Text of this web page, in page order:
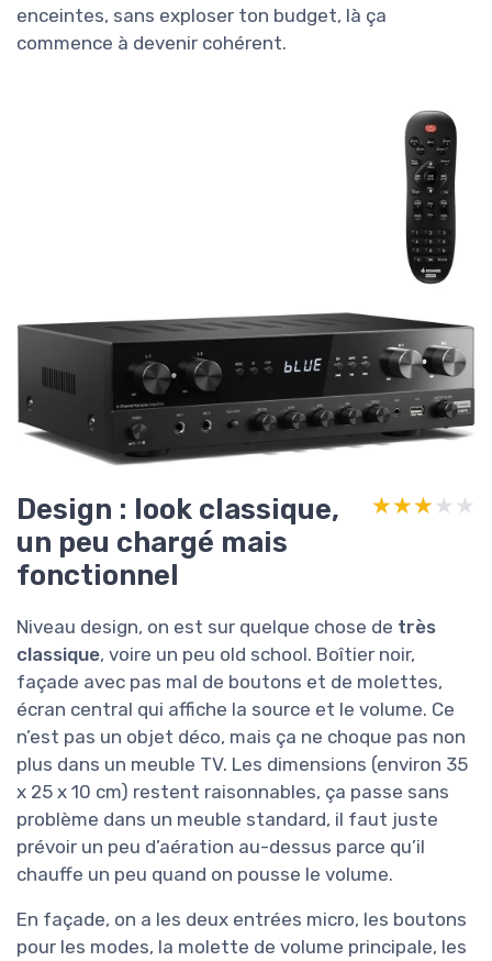
enceintes, sans exploser ton budget, là ça
commence à devenir cohérent.
Design : look classique,
un peu chargé mais
fonctionnel
★★★★★
★★★★★
Niveau design, on est sur quelque chose de très
classique, voire un peu old school. Boîtier noir,
façade avec pas mal de boutons et de molettes,
écran central qui affiche la source et le volume. Ce
n’est pas un objet déco, mais ça ne choque pas non
plus dans un meuble TV. Les dimensions (environ 35
x 25 x 10 cm) restent raisonnables, ça passe sans
problème dans un meuble standard, il faut juste
prévoir un peu d’aération au-dessus parce qu’il
chauffe un peu quand on pousse le volume.
En façade, on a les deux entrées micro, les boutons
pour les modes, la molette de volume principale, les